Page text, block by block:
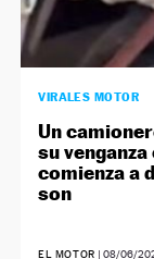
VIRALES MOTOR
Un
su
comienza a
son
EL MOTOR | 08/06/